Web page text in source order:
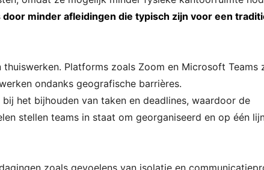
minder afleidingen die typisch zijn voor een
Platforms zoals Zoom en Microsoft Teams
ondanks geografische barrières.
het bijhouden van taken en deadlines, waardoor de
stellen teams in staat om georganiseerd en op één
zoals gevoelens van isolatie en